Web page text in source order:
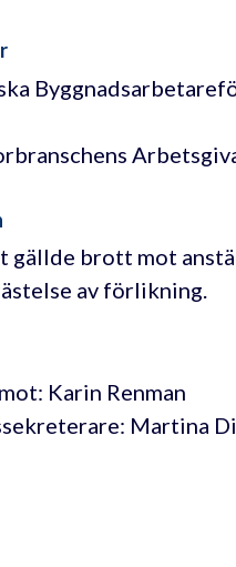
gällde brott mot
av förlikning.
Karin Renman
Martina